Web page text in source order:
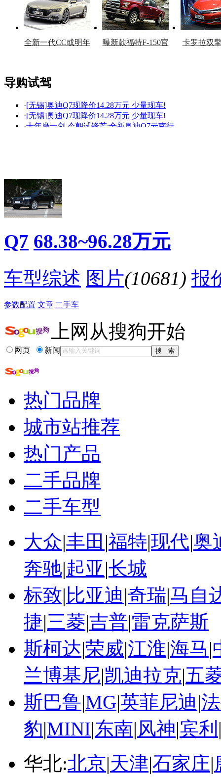
全新一代CC或明年
曝新款福特F-150官
卡罗拉双
看赛车宝贝争奇斗
艳
车模美腿爆乳无惧
走光
导购试驾
·[无锡]奥迪Q7现降价14.28万元 少量现车!
·[无锡]奥迪Q7现降价14.28万元 少量现车!
·十年磨一剑 今朝试锋芒:全新奥迪Q7云南行
·车灯都这么美，能提一辆来约妹，人生也是完美了！
·17款美规版奥迪Q7强劲的驱动力令人惊叹
·[无锡]奥迪Q7最高降价5.4万元! 少量现车
降价促销
Q7 68.38~96.28万元
车型综述 图片(10681) 报
参数配置 文章 二手车
上网从搜狗开始
网页 新闻
热门品牌
城市站推荐
热门产品
二手品牌
二手车型
大众|丰田 |福特|现代|奥
奔驰|起亚|长城
标致| 比亚迪|奇瑞|马自
捷|三菱|吉普|雷克萨斯
斯柯达|荣威|江淮|海马|
兰博基尼|凯迪拉克|五
斯巴鲁|MG|英菲尼迪|
豹|MINI|东南|风神|宾利
华北:北京|天津|石家庄|